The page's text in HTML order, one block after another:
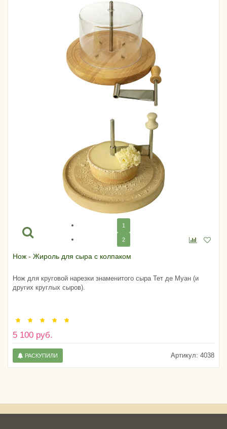
1
2
Нож - Жироль для сыра с колпаком
Нож для круговой нарезки знаменитого сыра Тет де Муан (и
других круглых сыров).
5 100 руб.
Артикул: 4038
РАСКУПИЛИ